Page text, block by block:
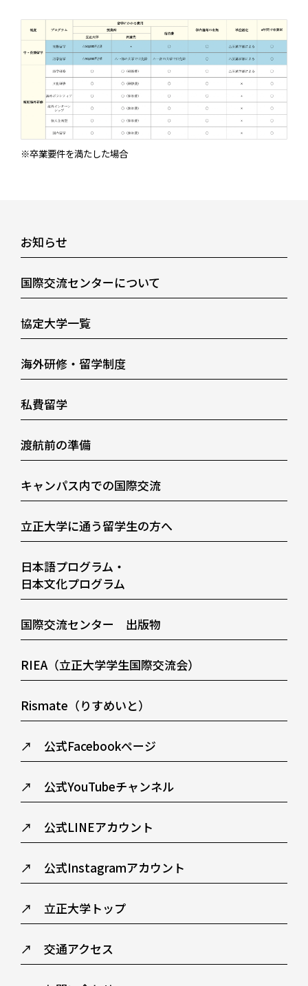
※卒業要件を満たした場合
お知らせ
国際交流センターについて
協定大学一覧
海外研修・留学制度
私費留学
渡航前の準備
キャンパス内での国際交流
立正大学に通う留学生の方へ
日本語プログラム・
日本文化プログラム
国際交流センター 出版物
RIEA（立正大学学生国際交流会）
Rismate（りすめいと）
↗ 公式Facebookページ
↗ 公式YouTubeチャンネル
↗ 公式LINEアカウント
↗ 公式Instagramアカウント
↗ 立正大学トップ
↗ 交通アクセス